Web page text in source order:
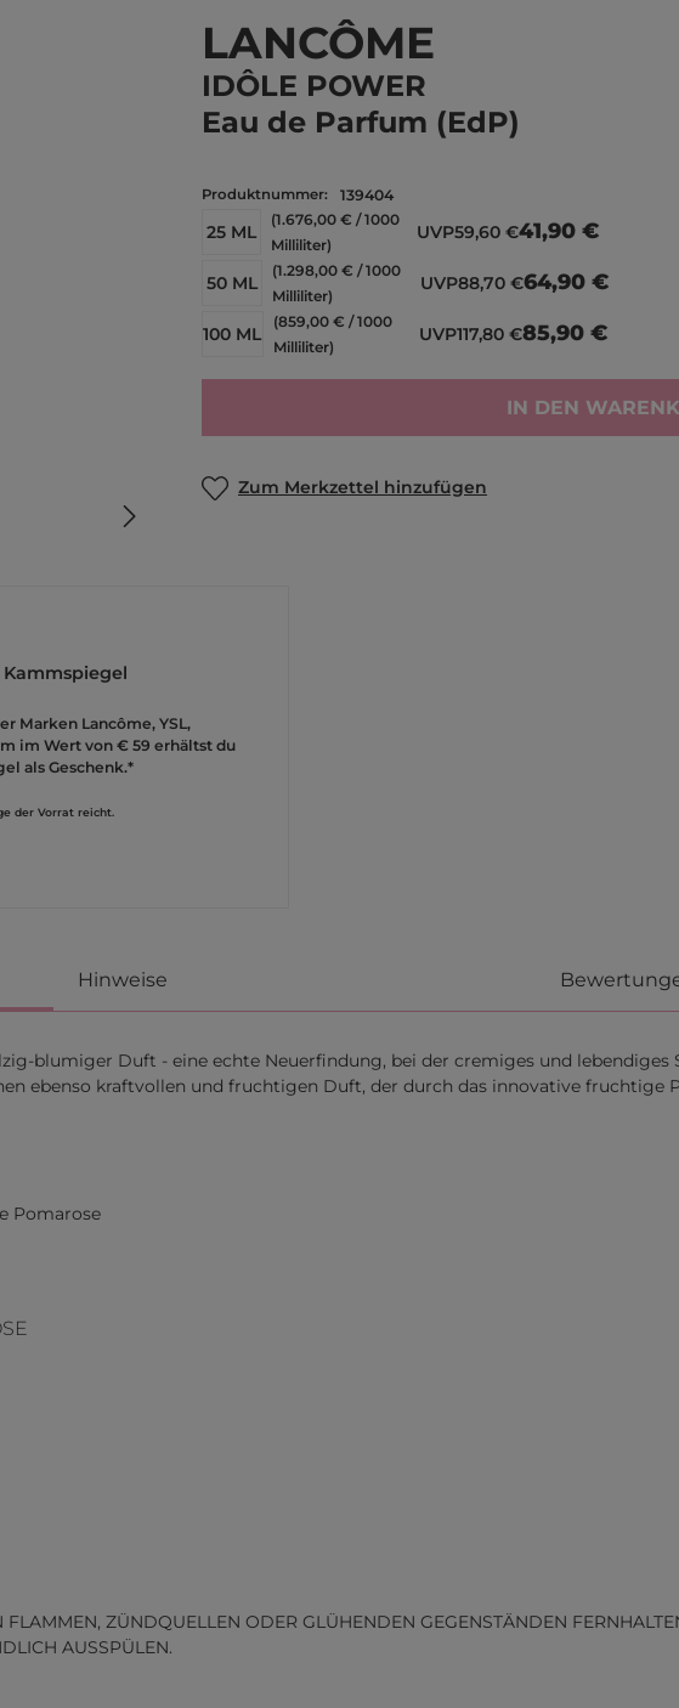
LANCÔME
IDÔLE POWER
Eau de Parfum (EdP)
Produktnummer: 139404
25 ML
(1.676,00 € / 1000
Milliliter)
UVP59,60 €41,90 €
50 ML
(1.298,00 € / 1000
Milliliter)
UVP88,70 €64,90 €
100 ML
(859,00 € / 1000
Milliliter)
UVP117,80 €85,90 €
IN DEN
Zum Merkzettel hinzufügen
Marken Lancôme, YSL,
im Wert von € 59 erhältst du
als Geschenk.*
der Vorrat reicht.
Hinweise
blumiger Duft - eine echte Neuerfindung, bei der cremiges und
ebenso kraftvollen und fruchtigen Duft, der durch das innovative fruchtige
Pomarose
ZÜNDQUELLEN ODER GLÜHENDEN GEGENSTÄNDEN
AUSSPÜLEN.